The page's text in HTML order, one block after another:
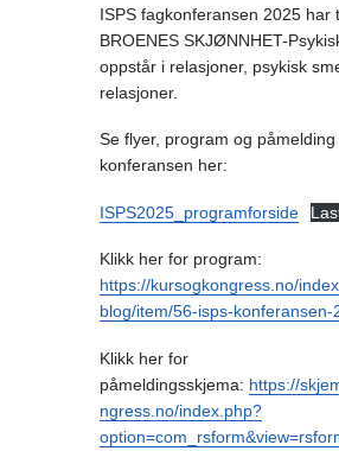
ISPS fagkonferansen 2025 har
BROENES SKJØNNHET-
oppstår i relasjoner, psykisk
relasjoner.
Se flyer, program og påmelding
konferansen her:
ISPS2025_programforside
Klikk her for program:
https://kursogkongress.no/
blog/item/56-isps-konferansen-
Klikk her for
påmeldingsskjema: https://
ngress.no/index.php?